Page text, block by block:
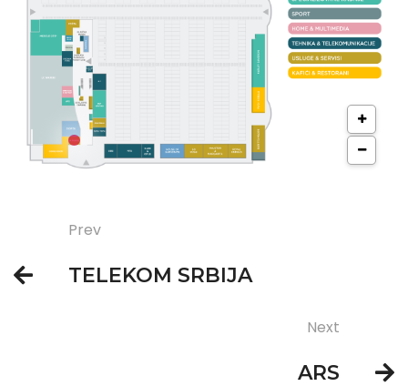
Prev
TELEKOM SRBIJA
Next
ARS